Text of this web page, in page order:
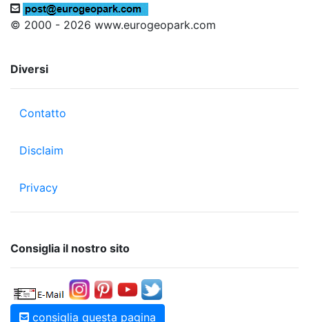
© 2000 - 2026 www.eurogeopark.com
Diversi
Contatto
Disclaim
Privacy
Consiglia il nostro sito
consiglia questa pagina